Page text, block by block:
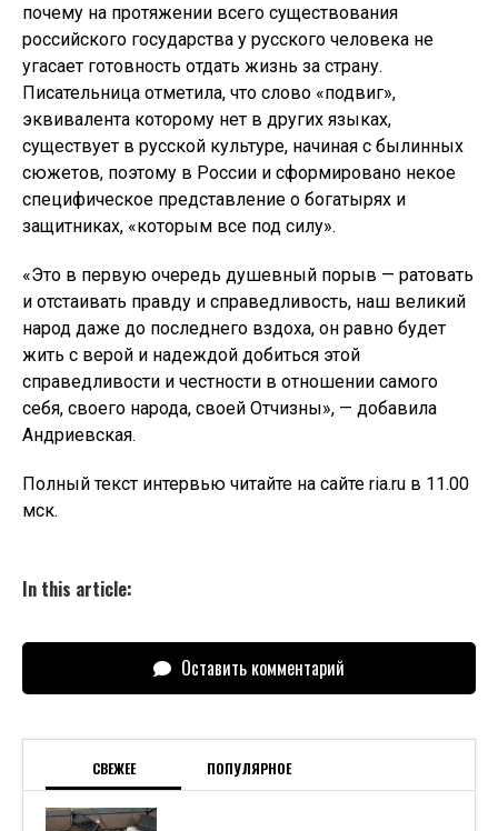
почему на протяжении всего существования
российского государства у русского человека не
угасает готовность отдать жизнь за страну.
Писательница отметила, что слово «подвиг»,
эквивалента которому нет в других языках,
существует в русской культуре, начиная с былинных
сюжетов, поэтому в России и сформировано некое
специфическое представление о богатырях и
защитниках, «которым все под силу».
«Это в первую очередь душевный порыв — ратовать
и отстаивать правду и справедливость, наш великий
народ даже до последнего вздоха, он равно будет
жить с верой и надеждой добиться этой
справедливости и честности в отношении самого
себя, своего народа, своей Отчизны», — добавила
Андриевская.
Полный текст интервью читайте на сайте ria.ru в 11.00
мск.
In this article:
Оставить комментарий
СВЕЖЕЕ ПОПУЛЯРНОЕ